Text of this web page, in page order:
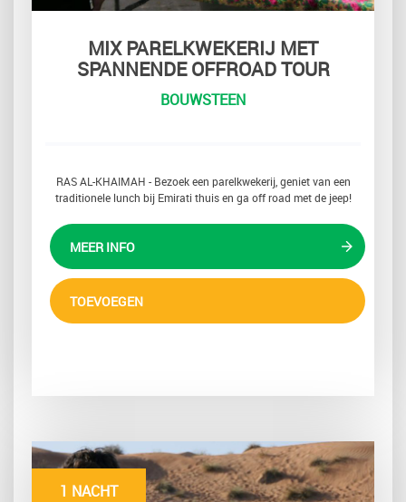
MIX PARELKWEKERIJ MET
SPANNENDE OFFROAD TOUR
BOUWSTEEN
RAS AL-KHAIMAH - Bezoek een parelkwekerij, geniet van een
traditionele lunch bij Emirati thuis en ga off road met de jeep!
MEER INFO
TOEVOEGEN
1 NACHT